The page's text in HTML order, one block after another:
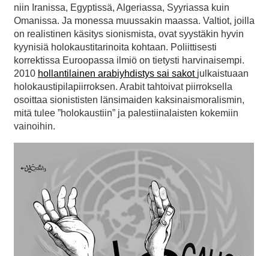
niin Iranissa, Egyptissä, Algeriassa, Syyriassa kuin
Omanissa. Ja monessa muussakin maassa. Valtiot, joilla
on realistinen käsitys sionismista, ovat syystäkin hyvin
kyynisiä holokaustitarinoita kohtaan. Poliittisesti
korrektissa Euroopassa ilmiö on tietysti harvinaisempi.
2010 hollantilainen arabiyhdistys sai sakot julkaistuaan
holokaustipilapiirroksen. Arabit tahtoivat piirroksella
osoittaa sionististen länsimaiden kaksinaismoralismin,
mitä tulee ”holokaustiin” ja palestiinalaisten kokemiin
vainoihin.